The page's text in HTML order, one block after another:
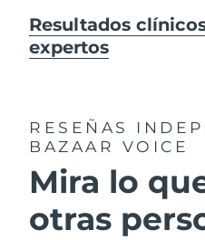
Resultados
expertos
RESEÑAS
BAZAAR VOICE
Mira lo
otras